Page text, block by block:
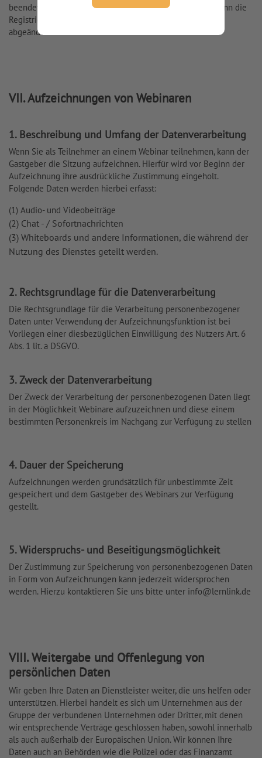
beendet wird. Daten von Gastgebern werden gelöscht, wenn die
Registrierung auf unserer Internetseite aufgehoben oder
abgeändert wird.
VII. Aufzeichnungen von Webinaren
1. Beschreibung und Umfang der Datenverarbeitung
Wenn Sie als Teilnehmer an einem Webinar teilnehmen, kann der
Gastgeber die Sitzung aufzeichnen. Hierfür wird vor Beginn der
Aufzeichnung ihre ausdrückliche Zustimmung eingeholt.
Folgende Daten werden hierbei erfasst:
(1) Audio- und Videobeiträge
(2) Chat - / Sofortnachrichten
(3) Whiteboards und andere Informationen, die während der
Nutzung des Dienstes geteilt werden.
2. Rechtsgrundlage für die Datenverarbeitung
Die Rechtsgrundlage für die Verarbeitung personenbezogener
Daten unter Verwendung der Aufzeichnungsfunktion ist bei
Vorliegen einer diesbezüglichen Einwilligung des Nutzers Art. 6
Abs. 1 lit. a DSGVO.
3. Zweck der Datenverarbeitung
Der Zweck der Verarbeitung der personenbezogenen Daten liegt
in der Möglichkeit Webinare aufzuzeichnen und diese einem
bestimmten Personenkreis im Nachgang zur Verfügung zu stellen
4. Dauer der Speicherung
Aufzeichnungen werden grundsätzlich für unbestimmte Zeit
gespeichert und dem Gastgeber des Webinars zur Verfügung
gestellt.
5. Widerspruchs- und Beseitigungsmöglichkeit
Der Zustimmung zur Speicherung von personenbezogenen Daten
in Form von Aufzeichnungen kann jederzeit widersprochen
werden. Hierzu kontaktieren Sie uns bitte unter info@lernlink.de
VIII. Weitergabe und Offenlegung von
persönlichen Daten
Wir geben Ihre Daten an Dienstleister weiter, die uns helfen oder
unterstützen. Hierbei handelt es sich um Unternehmen aus der
Gruppe der verbundenen Unternehmen oder Dritter, mit denen
wir entsprechende Verträge geschlossen haben, sowohl innerhalb
als auch außerhalb der Europäischen Union. Wir können Ihre
Daten auch an Behörden wie die Polizei oder das Finanzamt